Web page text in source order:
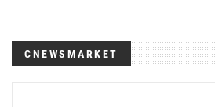
CNEWSMARKET